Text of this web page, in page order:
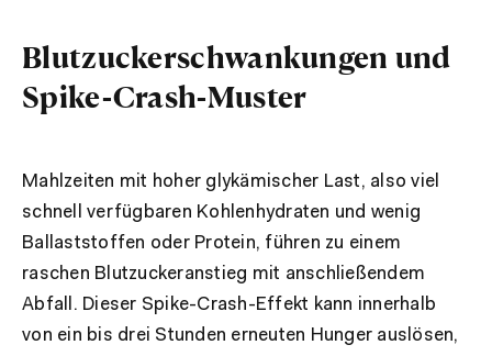
Blutzuckerschwankungen und
Spike-Crash-Muster
Mahlzeiten mit hoher glykämischer Last, also viel
schnell verfügbaren Kohlenhydraten und wenig
Ballaststoffen oder Protein, führen zu einem
raschen Blutzuckeranstieg mit anschließendem
Abfall. Dieser Spike-Crash-Effekt kann innerhalb
von ein bis drei Stunden erneuten Hunger auslösen,